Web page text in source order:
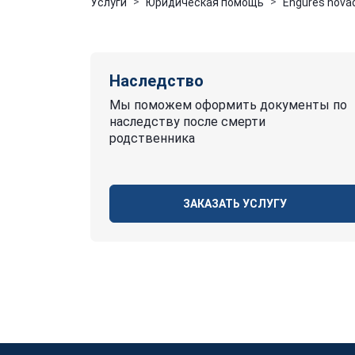
Наследство
Мы поможем оформить документы по
наследству после смерти
родственника
ЗАКАЗАТЬ УСЛУГУ